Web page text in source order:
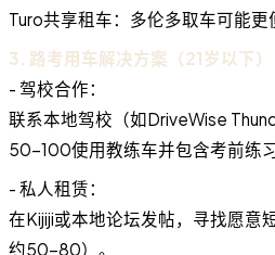
Turo共享租车：多伦多取车可能更
3. 路考用车解决方案（21岁以下）
- 驾校合作：
联系本地驾校（如DriveWise
50−100使用教练车并包含考前练习
- 私人租赁：
在Kijiji或本地论坛发帖，寻找愿意
约50−80）。